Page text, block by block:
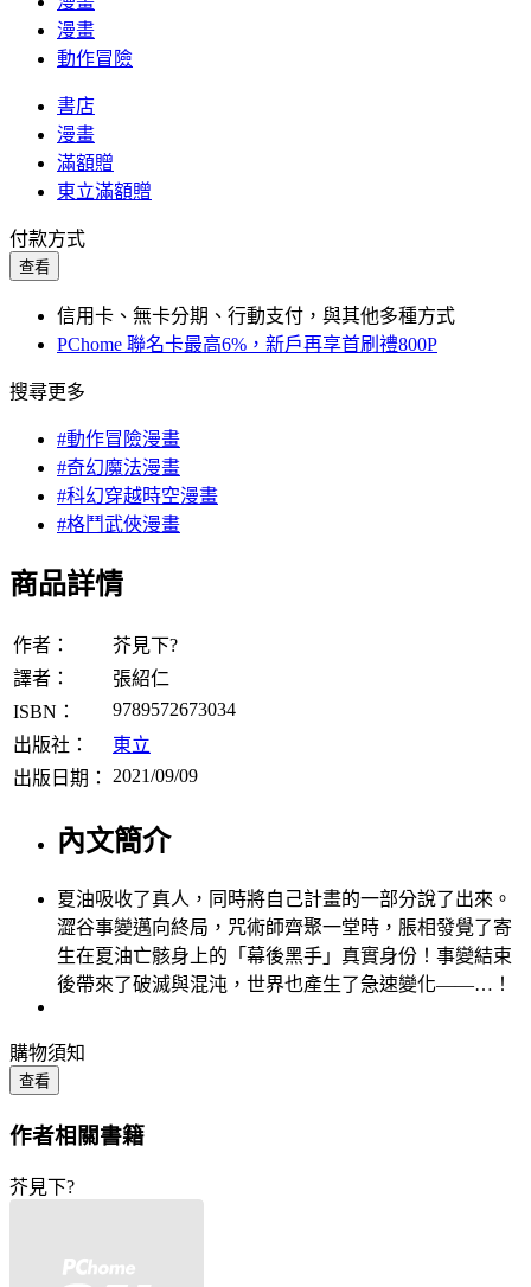
漫畫
動作冒險
書店
漫畫
滿額贈
東立滿額贈
付款方式
查看
信用卡、無卡分期、行動支付，與其他多種方式
PChome 聯名卡最高6%，新戶再享首刷禮800P
搜尋更多
#動作冒險漫畫
#奇幻魔法漫畫
#科幻穿越時空漫畫
#格鬥武俠漫畫
商品詳情
作者：
芥見下?
譯者：
張紹仁
ISBN：
9789572673034
出版社：
東立
出版日期：
2021/09/09
內文簡介
夏油吸收了真人，同時將自己計畫的一部分說了出來。
澀谷事變邁向終局，咒術師齊聚一堂時，脹相發覺了寄
生在夏油亡骸身上的「幕後黑手」真實身份！事變結束
後帶來了破滅與混沌，世界也產生了急速變化——…！
購物須知
查看
作者相關書籍
芥見下?